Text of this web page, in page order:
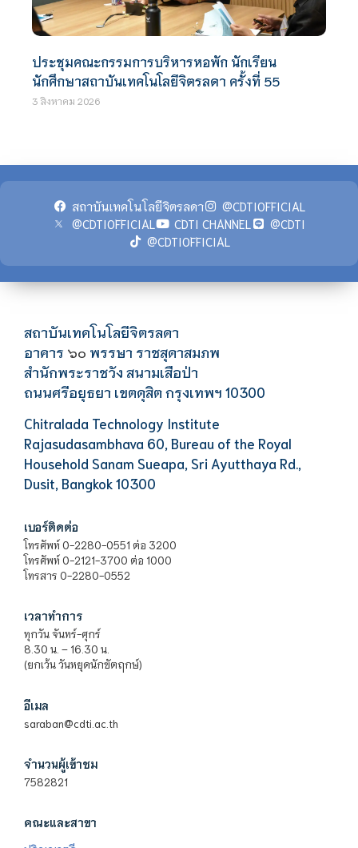
ประชุมคณะกรรมการบริหารหอพัก นักเรียน
นักศึกษาสถาบันเทคโนโลยีจิตรลดา ครั้งที่ 55
3 สิงหาคม 2026
สถาบันเทคโนโลยีจิตรลดา
@CDTIOFFICIAL
@CDTIOFFICIAL
CDTI CHANNEL
@CDTI
@CDTIOFFICIAL
สถาบันเทคโนโลยีจิตรลดา
อาคาร ๖๐ พรรษา ราชสุดาสมภพ
สำนักพระราชวัง สนามเสือป่า
ถนนศรีอยุธยา เขตดุสิต กรุงเทพฯ 10300
Chitralada Technology Institute
Rajasudasambhava 60, Bureau of the Royal
Household Sanam Sueapa, Sri Ayutthaya Rd.,
Dusit, Bangkok 10300
เบอร์ติดต่อ
โทรศัพท์ 0-2280-0551 ต่อ 3200
โทรศัพท์ 0-2121-3700 ต่อ 1000
โทรสาร 0-2280-0552
เวลาทำการ
ทุกวัน จันทร์-ศุกร์
8.30 น. – 16.30 น.
(ยกเว้น วันหยุดนักขัตฤกษ์)
อีเมล
saraban@cdti.ac.th
จำนวนผู้เข้าชม
7582821
คณะและสาขา